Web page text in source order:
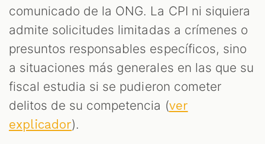
comunicado de la ONG. La CPI ni siquiera
admite solicitudes limitadas a crímenes o
presuntos responsables específicos, sino
a situaciones más generales en las que su
fiscal estudia si se pudieron cometer
delitos de su competencia (ver
explicador).